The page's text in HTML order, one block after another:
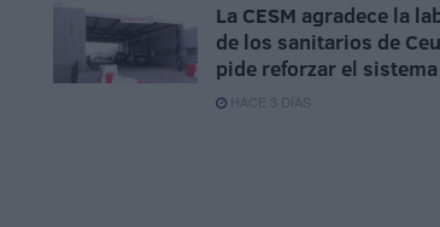
La CESM agradece la
de los sanitarios de
pide reforzar el sistema
HACE 3 DÍAS